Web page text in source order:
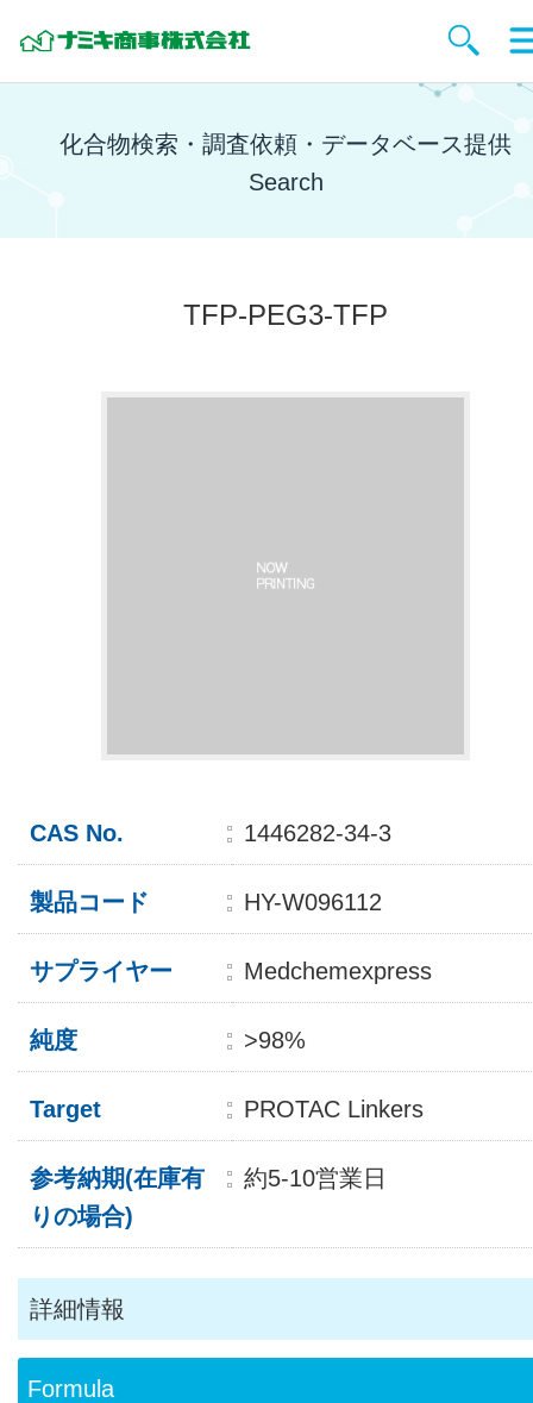
化合物検索・調査依頼・データベース提供
Search
TFP-PEG3-TFP
CAS No. 1446282-34-3
製品コード HY-W096112
サプライヤー Medchemexpress
純度 >98%
Target PROTAC Linkers
参考納期(在庫有
りの場合)
約5-10営業日
詳細情報
Formula